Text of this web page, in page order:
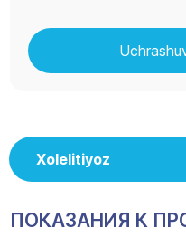
Xolelitiyoz
ПОКАЗАНИЯ К